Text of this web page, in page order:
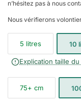
n’hésitez pas à nous
Nous vérifierons
5 litres 10
Explication taille
75+ cm